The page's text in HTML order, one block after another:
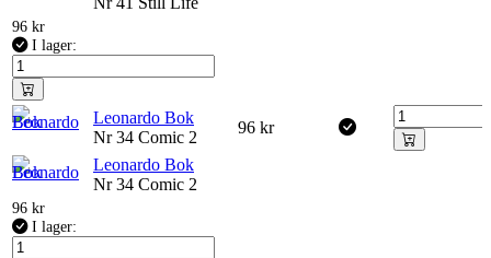
96 kr
I lager:
Leonardo Bok
Nr 34 Comic 2
96 kr
Leonardo Bok
Nr 34 Comic 2
96 kr
I lager: